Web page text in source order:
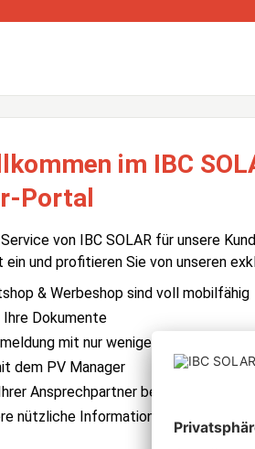
im IBC
Portal
von IBC SOLAR für unsere
und profitieren Sie von unseren
& Werbeshop sind voll mobilfähig
Dokumente
mit nur wenigen Klicks
dem PV Manager
Ansprechpartner bei IBC SOLAR
nützliche Informationen und Services